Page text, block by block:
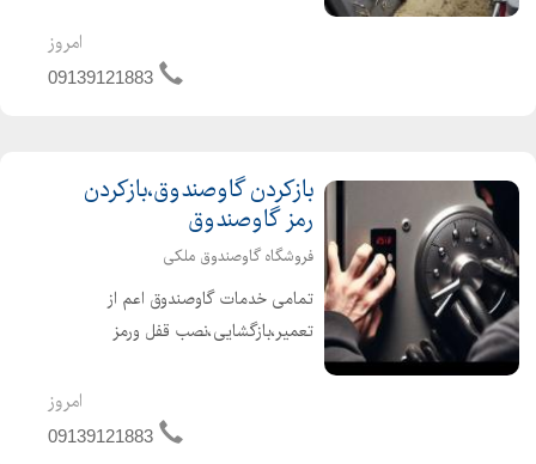
2_عدددوم دوبار از روی خط وسطی به
سمت راست رد میکنیم دور سوم
امروز
09139121883
بازکردن گاوصندوق،بازکردن
رمز گاوصندوق
فروشگاه گاوصندوق ملکی
تمامی خدمات گاوصندوق اعم از
تعمیر،بازگشایی،نصب قفل ورمز
متخصص ومطمئن درفروشگاه گاوصندوق
ملکی کاملا تخصصی وتضمینی بدون
امروز
09139121883